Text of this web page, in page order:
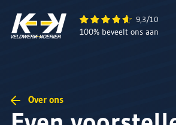
Veldwerk Koerier B.V. 9,3/10
100% beveelt ons aan
Over ons